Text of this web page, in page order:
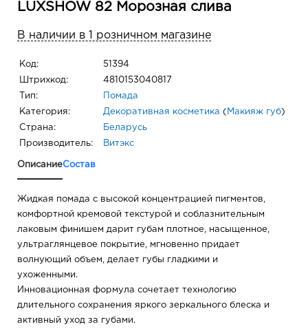
LUXSHOW 82 Морозная слива
В наличии в 1 розничном магазине
Код: 51394
Штрихкод: 4810153040817
Тип: Помада
Категория: Декоративная косметика ( Макияж губ)
Страна: Беларусь
Производитель: Витэкс
ОписаниеСостав
Жидкая помада с высокой концентрацией пигментов,
комфортной кремовой текстурой и соблазнительным
лаковым финишем дарит губам плотное, насыщенное,
ультраглянцевое покрытие, мгновенно придает
волнующий объем, делает губы гладкими и
ухоженными.
Инновационная формула сочетает технологию
длительного сохранения яркого зеркального блеска и
активный уход за губами.